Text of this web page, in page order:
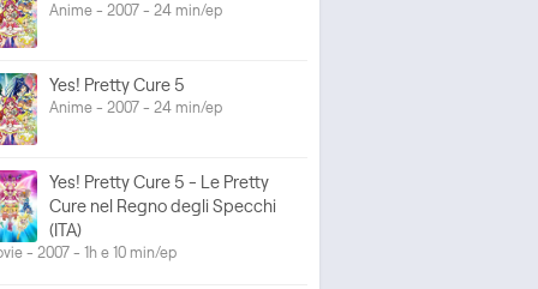
Anime - 2007 - 24 min/ep
Yes! Pretty Cure 5
Anime - 2007 - 24 min/ep
Yes! Pretty Cure 5 - Le Pretty
Cure nel Regno degli Specchi
(ITA)
- 2007 - 1h e 10 min/ep